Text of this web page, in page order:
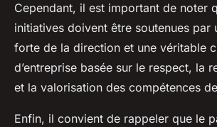
Cependant, il est important de noter
initiatives doivent être soutenues par
forte de la direction et une véritable
d’entreprise basée sur le respect, la
et la valorisation des compétences
Enfin, il convient de rappeler que le